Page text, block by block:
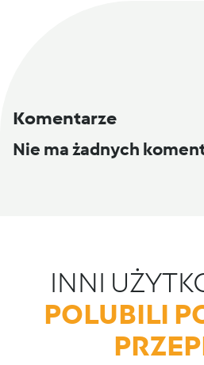
Komentarze
Nie ma żadnych
INNI
POLUBILI